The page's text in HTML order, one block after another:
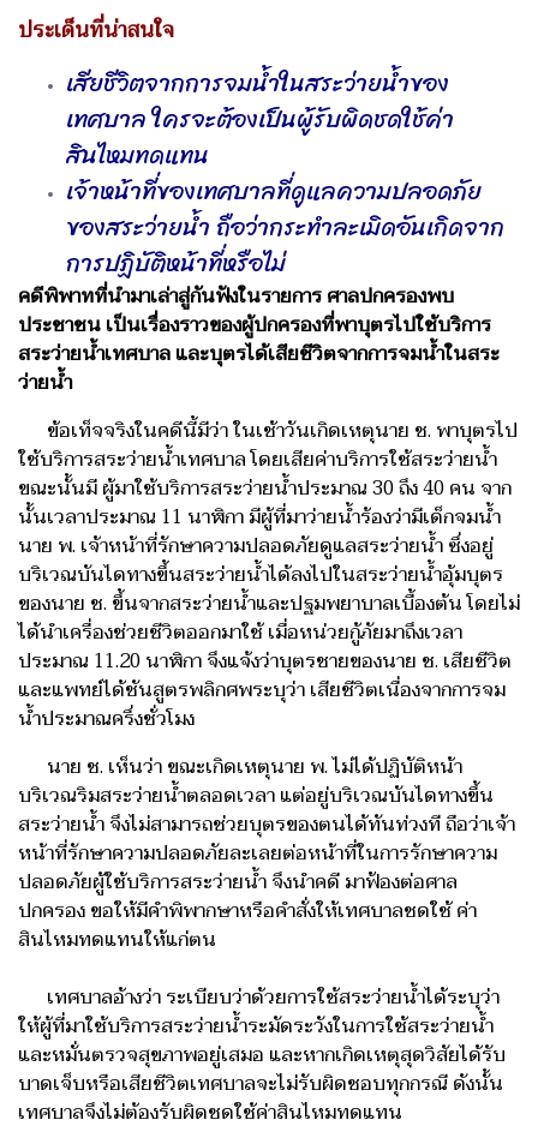
ประเด็นที่น่าสนใจ
เสียชีวิตจากการจมน้ำในสระว่ายน้ำของ
เทศบาล ใครจะต้องเป็นผู้รับผิดชดใช้ค่า
สินไหมทดแทน
เจ้าหน้าที่ของเทศบาลที่ดูแลความปลอดภัย
ของสระว่ายน้ำ ถือว่ากระทำละเมิดอันเกิดจาก
การปฏิบัติหน้าที่หรือไม่
คดีพิพาทที่นำมาเล่าสู่กันฟังในรายการ ศาลปกครองพบ
ประชาชน เป็นเรื่องราวของผู้ปกครองที่พาบุตรไปใช้บริการ
สระว่ายน้ำเทศบาล และบุตรได้เสียชีวิตจากการจมน้ำในสระ
ว่ายน้ำ
ข้อเท็จจริงในคดีนี้มีว่า ในเช้าวันเกิดเหตุนาย ช. พาบุตรไป
ใช้บริการสระว่ายน้ำเทศบาล โดยเสียค่าบริการใช้สระว่ายน้ำ
ขณะนั้นมี ผู้มาใช้บริการสระว่ายน้ำประมาณ 30 ถึง 40 คน จาก
นั้นเวลาประมาณ 11 นาฬิกา มีผู้ที่มาว่ายน้ำร้องว่ามีเด็กจมน้ำ
นาย พ. เจ้าหน้าที่รักษาความปลอดภัยดูแลสระว่ายน้ำ ซึ่งอยู่
บริเวณบันไดทางขึ้นสระว่ายน้ำได้ลงไปในสระว่ายน้ำอุ้มบุตร
ของนาย ช. ขึ้นจากสระว่ายน้ำและปฐมพยาบาลเบื้องต้น โดยไม่
ได้นำเครื่องช่วยชีวิตออกมาใช้ เมื่อหน่วยกู้ภัยมาถึงเวลา
ประมาณ 11.20 นาฬิกา จึงแจ้งว่าบุตรชายของนาย ช. เสียชีวิต
และแพทย์ได้ชันสูตรพลิกศพระบุว่า เสียชีวิตเนื่องจากการจม
น้ำประมาณครึ่งชั่วโมง
นาย ช. เห็นว่า ขณะเกิดเหตุนาย พ. ไม่ได้ปฏิบัติหน้า
บริเวณริมสระว่ายน้ำตลอดเวลา แต่อยู่บริเวณบันไดทางขึ้น
สระว่ายน้ำ จึงไม่สามารถช่วยบุตรของตนได้ทันท่วงที ถือว่าเจ้า
หน้าที่รักษาความปลอดภัยละเลยต่อหน้าที่ในการรักษาความ
ปลอดภัยผู้ใช้บริการสระว่ายน้ำ จึงนำคดี มาฟ้องต่อศาล
ปกครอง ขอให้มีคำพิพากษาหรือคำสั่งให้เทศบาลชดใช้ ค่า
สินไหมทดแทนให้แก่ตน
เทศบาลอ้างว่า ระเบียบว่าด้วยการใช้สระว่ายน้ำได้ระบุว่า
ให้ผู้ที่มาใช้บริการสระว่ายน้ำระมัดระวังในการใช้สระว่ายน้ำ
และหมั่นตรวจสุขภาพอยู่เสมอ และหากเกิดเหตุสุดวิสัยได้รับ
บาดเจ็บหรือเสียชีวิตเทศบาลจะไม่รับผิดชอบทุกกรณี ดังนั้น
เทศบาลจึงไม่ต้องรับผิดชดใช้ค่าสินไหมทดแทน